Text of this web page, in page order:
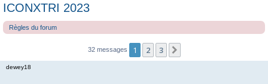
ICONXTRI 2023
Règles du forum
32 messages 1 2 3
dewey18